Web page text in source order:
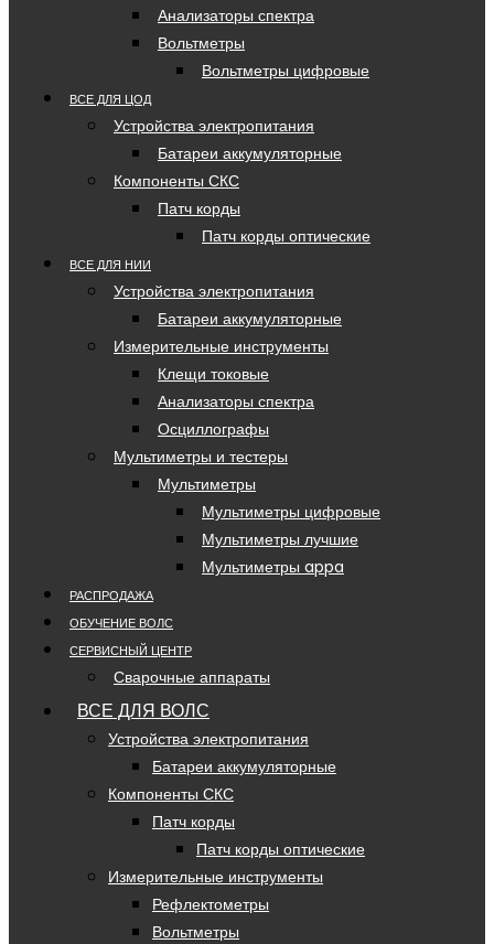
Анализаторы спектра
Вольтметры
Вольтметры цифровые
ВСЕ ДЛЯ ЦОД
Устройства электропитания
Батареи аккумуляторные
Компоненты СКС
Патч корды
Патч корды оптические
ВСЕ ДЛЯ НИИ
Устройства электропитания
Батареи аккумуляторные
Измерительные инструменты
Клещи токовые
Анализаторы спектра
Осциллографы
Мультиметры и тестеры
Мультиметры
Мультиметры цифровые
Мультиметры лучшие
Мультиметры appa
РАСПРОДАЖА
ОБУЧЕНИЕ ВОЛС
СЕРВИСНЫЙ ЦЕНТР
Сварочные аппараты
ВСЕ ДЛЯ ВОЛС
Устройства электропитания
Батареи аккумуляторные
Компоненты СКС
Патч корды
Патч корды оптические
Измерительные инструменты
Рефлектометры
Вольтметры